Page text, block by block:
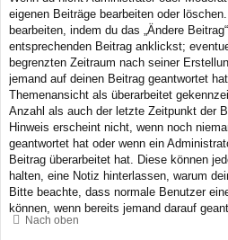
eigenen Beiträge bearbeiten oder
bearbeiten, indem du das „Ändere
entsprechenden Beitrag anklickst;
begrenzten Zeitraum nach seiner
jemand auf deinen Beitrag geantwortet
Themenansicht als überarbeitet
Anzahl als auch der letzte Zeitpunkt der
Hinweis erscheint nicht, wenn noch
geantwortet hat oder wenn ein
Beitrag überarbeitet hat. Diese können
halten, eine Notiz hinterlassen, warum
Bitte beachte, dass normale Benutzer
können, wenn bereits jemand darauf
Nach oben